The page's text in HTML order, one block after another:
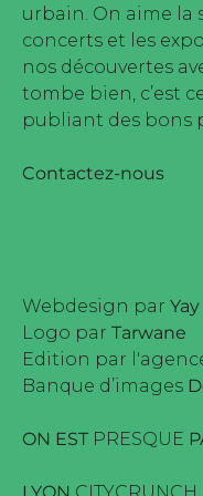
urbain. On aime la
concerts et les
nos découvertes
tombe bien, c’est
publiant des bons
Contactez-nous
Webdesign par
Logo par Tarwane
Edition par
Banque d’images
ON EST PRESQUE